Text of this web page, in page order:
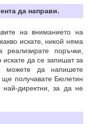
да направи.
на вниманието на
искате, никой няма
поръчки,
искате да се запишат за
можете да напишете
получавате Бюлетин
директни, за да не